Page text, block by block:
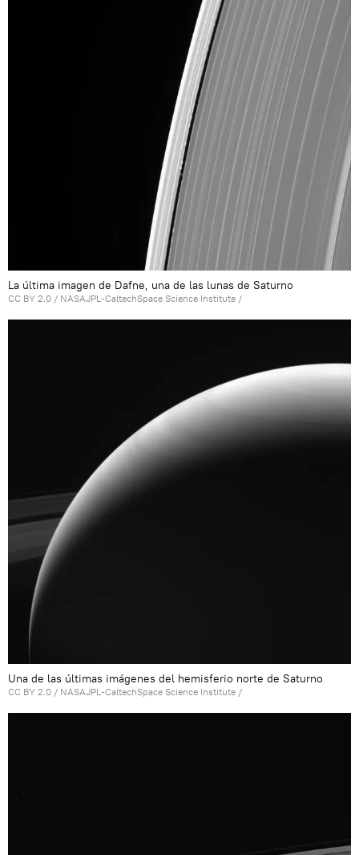
La última imagen de Dafne, una de las lunas de Saturno
CC BY 2.0 / NASAJPL-CaltechSpace Science Institute /
Una de las últimas imágenes del hemisferio norte de Saturno
CC BY 2.0 / NASAJPL-CaltechSpace Science Institute /